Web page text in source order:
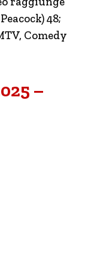
48;
Comedy
–